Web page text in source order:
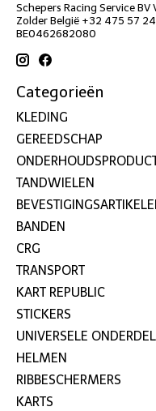
Schepers Racing Service
Zolder België +32 475 57
BE0462682080
Categorieën
KLEDING
GEREEDSCHAP
TANDWIELEN
BANDEN
CRG
TRANSPORT
KART REPUBLIC
STICKERS
UNIVERSELE
HELMEN
RIBBESCHERMERS
KARTS